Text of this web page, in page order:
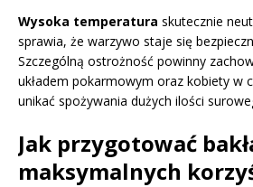
Wysoka temperatura skutecznie
sprawia, że warzywo staje się
Szczególną ostrożność powinny
układem pokarmowym oraz kobiety w
unikać spożywania dużych ilości
Jak przygotować
maksymalnych